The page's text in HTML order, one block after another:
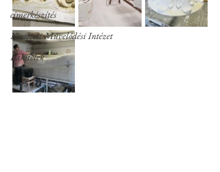
címerkészítés
Nemzeti Művelődési Intézet
Lakitelek